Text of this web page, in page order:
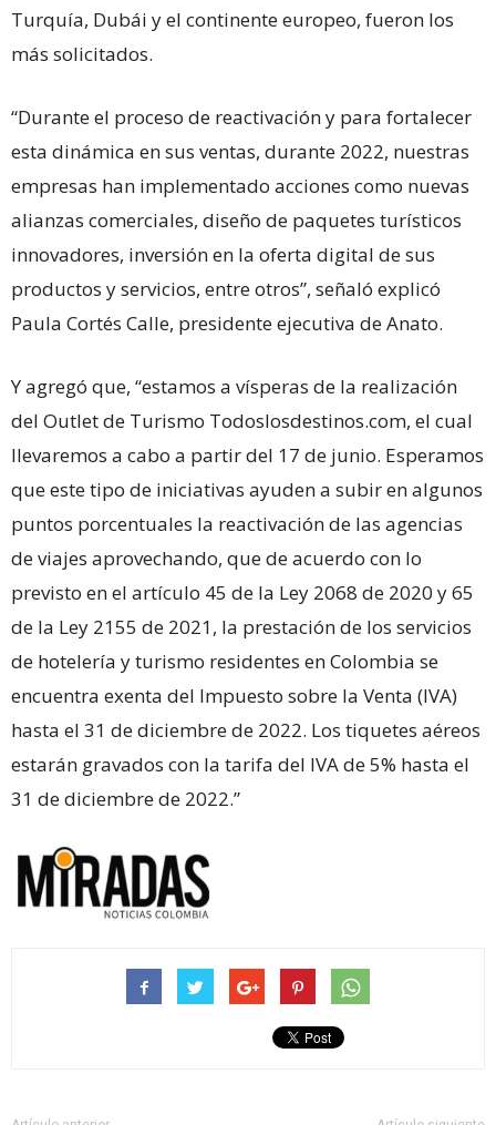
Turquía, Dubái y el continente europeo, fueron los
más solicitados.
“Durante el proceso de reactivación y para fortalecer
esta dinámica en sus ventas, durante 2022, nuestras
empresas han implementado acciones como nuevas
alianzas comerciales, diseño de paquetes turísticos
innovadores, inversión en la oferta digital de sus
productos y servicios, entre otros”, señaló explicó
Paula Cortés Calle, presidente ejecutiva de Anato.
Y agregó que, “estamos a vísperas de la realización
del Outlet de Turismo Todoslosdestinos.com, el cual
llevaremos a cabo a partir del 17 de junio. Esperamos
que este tipo de iniciativas ayuden a subir en algunos
puntos porcentuales la reactivación de las agencias
de viajes aprovechando, que de acuerdo con lo
previsto en el artículo 45 de la Ley 2068 de 2020 y 65
de la Ley 2155 de 2021, la prestación de los servicios
de hotelería y turismo residentes en Colombia se
encuentra exenta del Impuesto sobre la Venta (IVA)
hasta el 31 de diciembre de 2022. Los tiquetes aéreos
estarán gravados con la tarifa del IVA de 5% hasta el
31 de diciembre de 2022.”